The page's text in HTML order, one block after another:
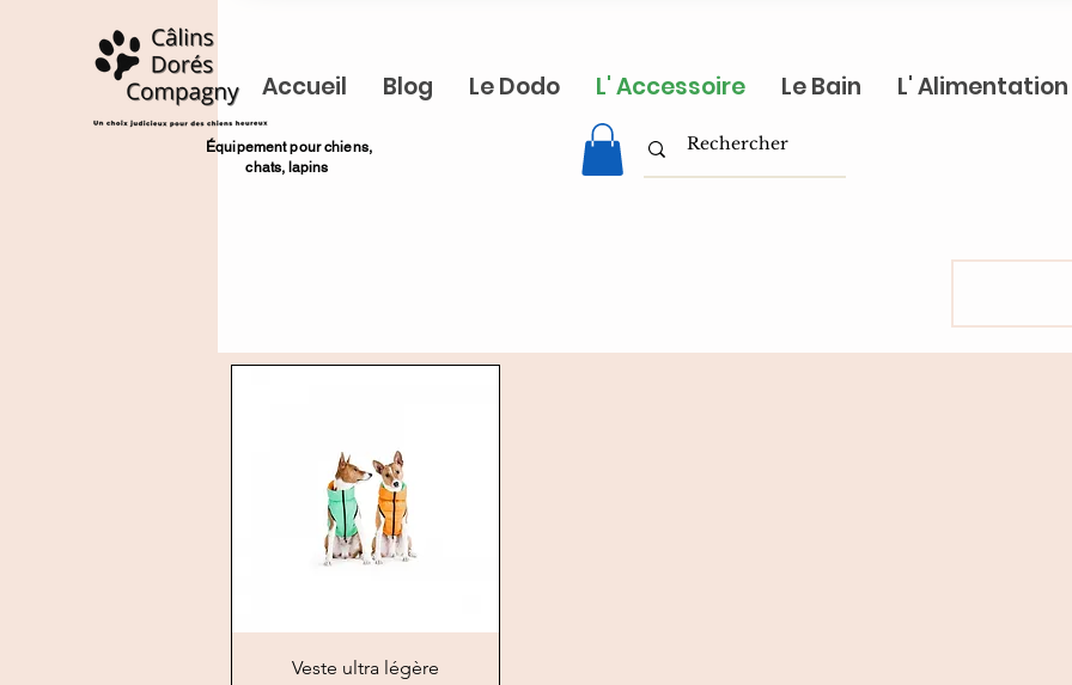
Accueil Blog Le Dodo L' Accessoire Le Bain L' Alimentation
​Équipement pour chiens,
chats, lapins
Vista rapida
Veste ultra légère